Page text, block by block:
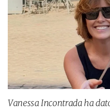
Vanessa Incontrada ha